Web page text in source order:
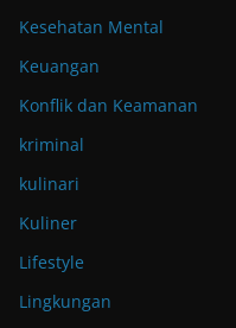
Kesehatan Mental
Keuangan
Konflik dan Keamanan
kriminal
kulinari
Kuliner
Lifestyle
Lingkungan